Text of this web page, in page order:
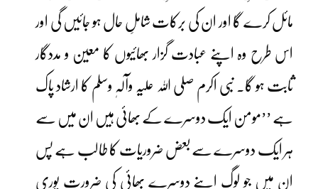
مائل کرے گا اور ان کی برکات شاملِ حال ہو جائیں گی اور
اس طرح وہ اپنے عبادت گزار بھائیوں کا معین و مددگار
ثابت ہو گا۔ نبی اکرم صلی اللہ علیہ وآلہٖ وسلم کا ارشاد پاک
ہے ’’مومن ایک دوسرے کے بھائی ہیں ان میں سے
ہر ایک دوسرے سے بعض ضروریات کا طالب ہے پس
ان میں جو لوگ اپنے دوسرے بھائی کی ضرورت پوری